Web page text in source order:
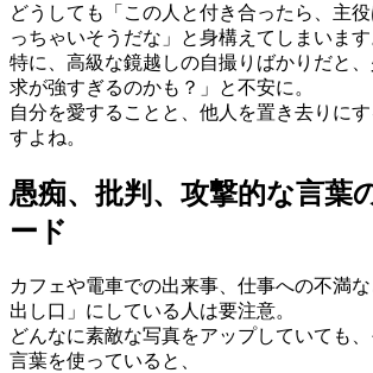
どうしても「この人と付き合ったら、主
っちゃいそうだな」と身構えてしまいます
特に、高級な鏡越しの自撮りばかりだと
求が強すぎるのかも？」と不安に。
自分を愛することと、他人を置き去りに
すよね。
愚痴、批判、攻撃的な言葉
ード
カフェや電車での出来事、仕事への不満
出し口」にしている人は要注意。
どんなに素敵な写真をアップしていても
言葉を使っていると、